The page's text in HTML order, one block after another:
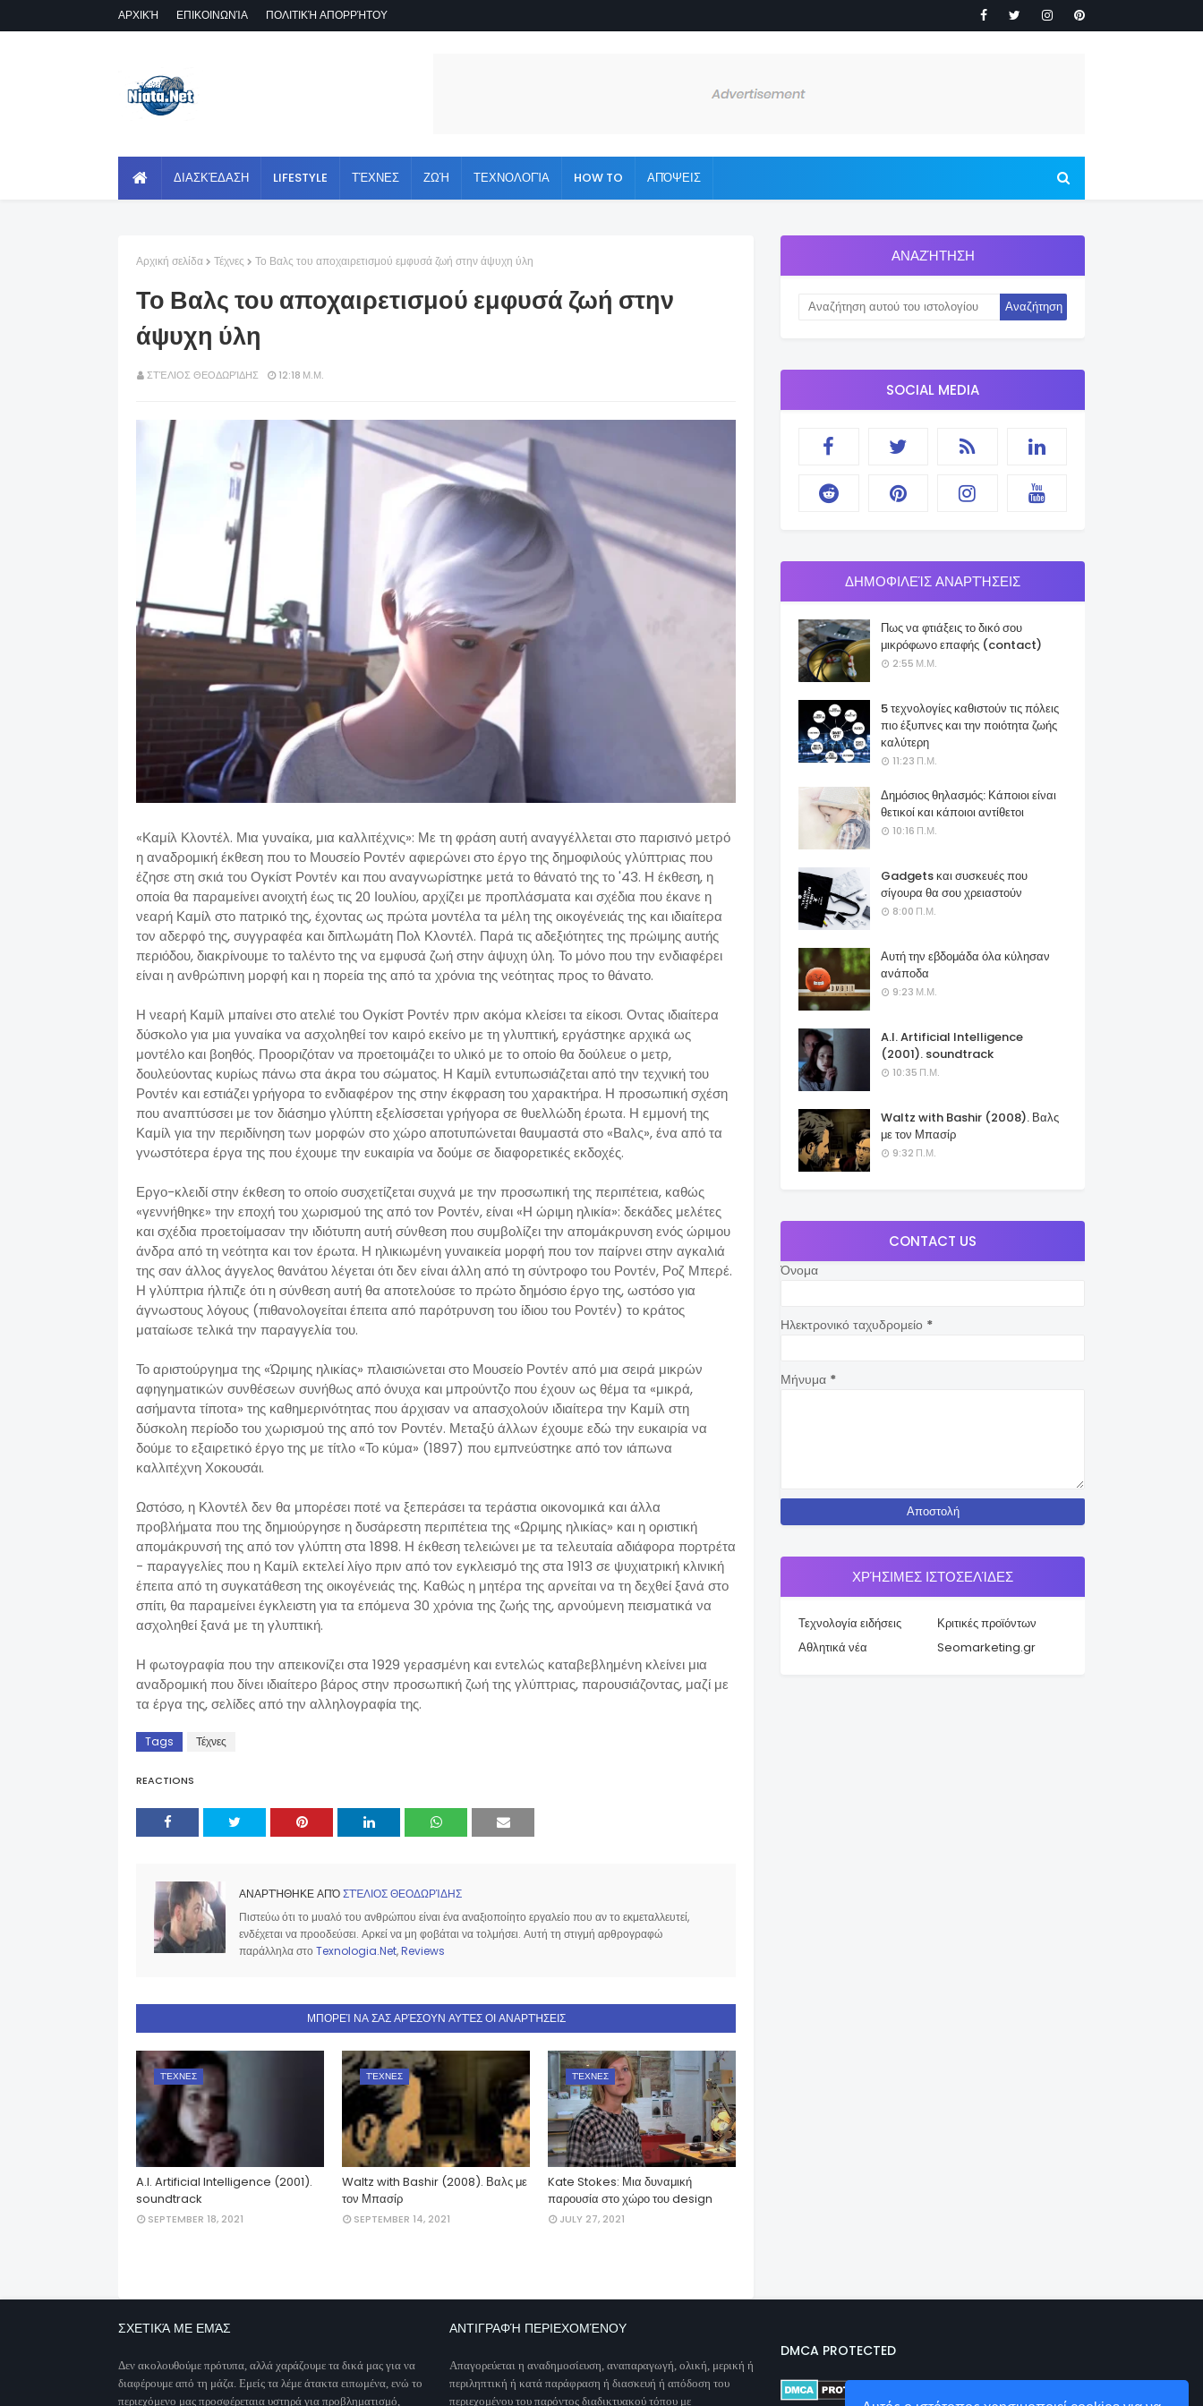
ΑΡΧΙΚΉ ΕΠΙΚΟΙΝΩΝΊΑ ΠΟΛΙΤΙΚΉ ΑΠΟΡΡΉΤΟΥ
ΔΙΑΣΚΈΔΑΣΗ LIFESTYLE ΤΈΧΝΕΣ ΖΩΉ ΤΕΧΝΟΛΟΓΊΑ HOW TO ΑΠΌΨΕΙΣ
Αρχική σελίδα Τέχνες Το Βαλς του αποχαιρετισμού εμφυσά ζωή στην άψυχη ύλη
Το Βαλς του αποχαιρετισμού εμφυσά ζωή στην
άψυχη ύλη
ΣΤΈΛΙΟΣ ΘΕΟΔΩΡΊΔΗΣ 12:18 Μ.Μ.
«Καμίλ Κλοντέλ. Μια γυναίκα, μια καλλιτέχνις»: Με τη φράση αυτή αναγγέλλεται στο παρισινό μετρό
η αναδρομική έκθεση που το Μουσείο Ροντέν αφιερώνει στο έργο της δημοφιλούς γλύπτριας που
έζησε στη σκιά του Ογκίστ Ροντέν και που αναγνωρίστηκε μετά το θάνατό της το '43. Η έκθεση, η
οποία θα παραμείνει ανοιχτή έως τις 20 Ιουλίου, αρχίζει με προπλάσματα και σχέδια που έκανε η
νεαρή Καμίλ στο πατρικό της, έχοντας ως πρώτα μοντέλα τα μέλη της οικογένειάς της και ιδιαίτερα
τον αδερφό της, συγγραφέα και διπλωμάτη Πολ Κλοντέλ. Παρά τις αδεξιότητες της πρώιμης αυτής
περιόδου, διακρίνουμε το ταλέντο της να εμφυσά ζωή στην άψυχη ύλη. Το μόνο που την ενδιαφέρει
είναι η ανθρώπινη μορφή και η πορεία της από τα χρόνια της νεότητας προς το θάνατο.
Η νεαρή Καμίλ μπαίνει στο ατελιέ του Ογκίστ Ροντέν πριν ακόμα κλείσει τα είκοσι. Οντας ιδιαίτερα
δύσκολο για μια γυναίκα να ασχοληθεί τον καιρό εκείνο με τη γλυπτική, εργάστηκε αρχικά ως
μοντέλο και βοηθός. Προοριζόταν να προετοιμάζει το υλικό με το οποίο θα δούλευε ο μετρ,
δουλεύοντας κυρίως πάνω στα άκρα του σώματος. Η Καμίλ εντυπωσιάζεται από την τεχνική του
Ροντέν και εστιάζει γρήγορα το ενδιαφέρον της στην έκφραση του χαρακτήρα. Η προσωπική σχέση
που αναπτύσσει με τον διάσημο γλύπτη εξελίσσεται γρήγορα σε θυελλώδη έρωτα. Η εμμονή της
Καμίλ για την περιδίνηση των μορφών στο χώρο αποτυπώνεται θαυμαστά στο «Βαλς», ένα από τα
γνωστότερα έργα της που έχουμε την ευκαιρία να δούμε σε διαφορετικές εκδοχές.
Εργο-κλειδί στην έκθεση το οποίο συσχετίζεται συχνά με την προσωπική της περιπέτεια, καθώς
«γεννήθηκε» την εποχή του χωρισμού της από τον Ροντέν, είναι «Η ώριμη ηλικία»: δεκάδες μελέτες
και σχέδια προετοίμασαν την ιδιότυπη αυτή σύνθεση που συμβολίζει την απομάκρυνση ενός ώριμου
άνδρα από τη νεότητα και τον έρωτα. Η ηλικιωμένη γυναικεία μορφή που τον παίρνει στην αγκαλιά
της σαν άλλος άγγελος θανάτου λέγεται ότι δεν είναι άλλη από τη σύντροφο του Ροντέν, Ροζ Μπερέ.
Η γλύπτρια ήλπιζε ότι η σύνθεση αυτή θα αποτελούσε το πρώτο δημόσιο έργο της, ωστόσο για
άγνωστους λόγους (πιθανολογείται έπειτα από παρότρυνση του ίδιου του Ροντέν) το κράτος
ματαίωσε τελικά την παραγγελία του.
Το αριστούργημα της «Ώριμης ηλικίας» πλαισιώνεται στο Μουσείο Ροντέν από μια σειρά μικρών
αφηγηματικών συνθέσεων συνήθως από όνυχα και μπρούντζο που έχουν ως θέμα τα «μικρά,
ασήμαντα τίποτα» της καθημερινότητας που άρχισαν να απασχολούν ιδιαίτερα την Καμίλ στη
δύσκολη περίοδο του χωρισμού της από τον Ροντέν. Μεταξύ άλλων έχουμε εδώ την ευκαιρία να
δούμε το εξαιρετικό έργο της με τίτλο «Το κύμα» (1897) που εμπνεύστηκε από τον ιάπωνα
καλλιτέχνη Χοκουσάι.
Ωστόσο, η Κλοντέλ δεν θα μπορέσει ποτέ να ξεπεράσει τα τεράστια οικονομικά και άλλα
προβλήματα που της δημιούργησε η δυσάρεστη περιπέτεια της «Ωριμης ηλικίας» και η οριστική
απομάκρυνσή της από τον γλύπτη στα 1898. Η έκθεση τελειώνει με τα τελευταία αδιάφορα πορτρέτα
- παραγγελίες που η Καμίλ εκτελεί λίγο πριν από τον εγκλεισμό της στα 1913 σε ψυχιατρική κλινική
έπειτα από τη συγκατάθεση της οικογένειάς της. Καθώς η μητέρα της αρνείται να τη δεχθεί ξανά στο
σπίτι, θα παραμείνει έγκλειστη για τα επόμενα 30 χρόνια της ζωής της, αρνούμενη πεισματικά να
ασχοληθεί ξανά με τη γλυπτική.
Η φωτογραφία που την απεικονίζει στα 1929 γερασμένη και εντελώς καταβεβλημένη κλείνει μια
αναδρομική που δίνει ιδιαίτερο βάρος στην προσωπική ζωή της γλύπτριας, παρουσιάζοντας, μαζί με
τα έργα της, σελίδες από την αλληλογραφία της.
Tags Τέχνες
REACTIONS
ΑΝΑΡΤΉΘΗΚΕ ΑΠΌΣΤΈΛΙΟΣ ΘΕΟΔΩΡΊΔΗΣ
Πιστεύω ότι το μυαλό του ανθρώπου είναι ένα αναξιοποίητο εργαλείο που αν το εκμεταλλευτεί,
ενδέχεται να προοδεύσει. Αρκεί να μη φοβάται να τολμήσει. Αυτή τη στιγμή αρθρογραφώ
παράλληλα στο Texnologia.Net,Reviews
ΜΠΟΡΕΊ ΝΑ ΣΑΣ ΑΡΈΣΟΥΝ ΑΥΤΈΣ ΟΙ ΑΝΑΡΤΉΣΕΙΣ
ΤΈΧΝΕΣ
A.I. Artificial Intelligence (2001).
soundtrack
SEPTEMBER 18, 2021
ΤΈΧΝΕΣ
Waltz with Bashir (2008). Βαλς με
τον Μπασίρ
SEPTEMBER 14, 2021
ΤΈΧΝΕΣ
Kate Stokes: Μια δυναμική
παρουσία στο χώρο του design
JULY 27, 2021
ΑΝΑΖΉΤΗΣΗ
SOCIAL MEDIA
ΔΗΜΟΦΙΛΕΊΣ ΑΝΑΡΤΉΣΕΙΣ
Πως να φτιάξεις το δικό σου
μικρόφωνο επαφής (contact)
2:55 Μ.Μ.
5 τεχνολογίες καθιστούν τις πόλεις
πιο έξυπνες και την ποιότητα ζωής
καλύτερη
11:23 Π.Μ.
Δημόσιος θηλασμός: Κάποιοι είναι
θετικοί και κάποιοι αντίθετοι
10:16 Π.Μ.
Gadgets και συσκευές που
σίγουρα θα σου χρειαστούν
8:00 Π.Μ.
Αυτή την εβδομάδα όλα κύλησαν
ανάποδα
9:23 Μ.Μ.
A.I. Artificial Intelligence
(2001). soundtrack
10:35 Π.Μ.
Waltz with Bashir (2008). Βαλς
με τον Μπασίρ
9:32 Π.Μ.
CONTACT US
Όνομα
Ηλεκτρονικό ταχυδρομείο *
Μήνυμα *
ΧΡΉΣΙΜΕΣ ΙΣΤΟΣΕΛΊΔΕΣ
Τεχνολογία ειδήσεις
Κριτικές προϊόντων
Αθλητικά νέα
Seomarketing.gr
ΣΧΕΤΙΚΆ ΜΕ ΕΜΆΣ
Δεν ακολουθούμε πρότυπα, αλλά χαράζουμε τα δικά μας για να
διαφέρουμε από τη μάζα. Εμείς τα λέμε άτακτα ειπωμένα, ενώ το
περιεχόμενο μας προσφέρεταια υστηρά για προβληματισμό,
ΑΝΤΙΓΡΑΦΉ ΠΕΡΙΕΧΟΜΈΝΟΥ
Απαγορεύεται η αναδημοσίευση, αναπαραγωγή, ολική, μερική ή
περιληπτική ή κατά παράφραση ή διασκευή ή απόδοση του
περιεχομένου του παρόντος διαδικτυακού τόπου με
DMCA PROTECTED